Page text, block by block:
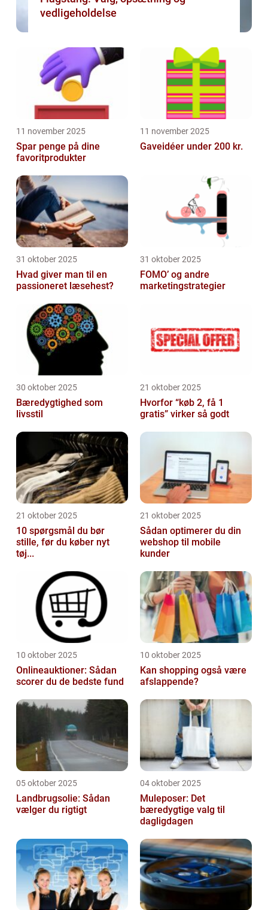
vedligeholdelse
11 november 2025
Spar penge på dine
favoritprodukter
11 november 2025
Gaveidéer under 200 kr.
31 oktober 2025
Hvad giver man til en
passioneret læsehest?
31 oktober 2025
FOMO’ og andre
marketingstrategier
30 oktober 2025
Bæredygtighed som
livsstil
21 oktober 2025
Hvorfor “køb 2, få 1
gratis” virker så godt
21 oktober 2025
10 spørgsmål du bør
stille, før du køber nyt
tøj...
21 oktober 2025
Sådan optimerer du din
webshop til mobile
kunder
10 oktober 2025
Onlineauktioner: Sådan
scorer du de bedste fund
10 oktober 2025
Kan shopping også være
afslappende?
05 oktober 2025
Landbrugsolie: Sådan
vælger du rigtigt
04 oktober 2025
Muleposer: Det
bæredygtige valg til
dagligdagen